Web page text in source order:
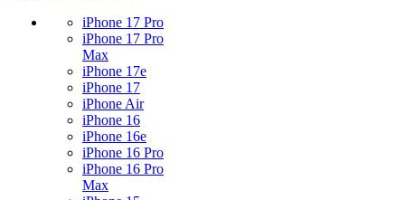
iPhone 17 Pro
iPhone 17 Pro
Max
iPhone 17e
iPhone 17
iPhone Air
iPhone 16
iPhone 16e
iPhone 16 Pro
iPhone 16 Pro
Max